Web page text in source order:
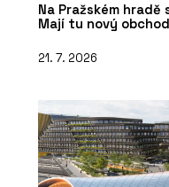
Na Pražském
Mají tu nový
21. 7. 2026